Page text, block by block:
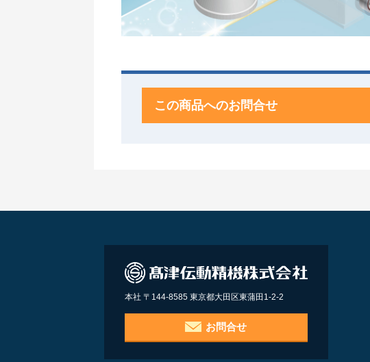
この商品へのお問合せ
本社 〒144-8585 東京都大田区東蒲田1-2-2
お問合せ